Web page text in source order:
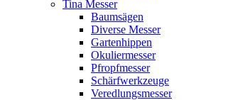
Tina Messer
Baumsägen
Diverse Messer
Gartenhippen
Okuliermesser
Pfropfmesser
Schärfwerkzeuge
Veredlungsmesser